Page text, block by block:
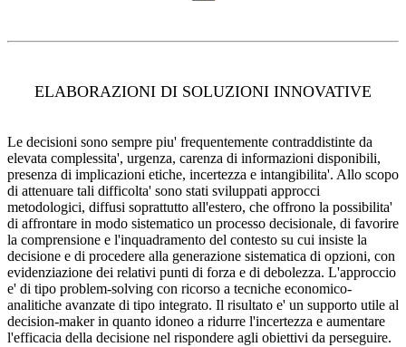
ELABORAZIONI DI SOLUZIONI INNOVATIVE
Le decisioni sono sempre piu' frequentemente contraddistinte da
elevata complessita', urgenza, carenza di informazioni disponibili,
presenza di implicazioni etiche, incertezza e intangibilita'. Allo scopo
di attenuare tali difficolta' sono stati sviluppati approcci
metodologici, diffusi soprattutto all'estero, che offrono la possibilita'
di affrontare in modo sistematico un processo decisionale, di favorire
la comprensione e l'inquadramento del contesto su cui insiste la
decisione e di procedere alla generazione sistematica di opzioni, con
evidenziazione dei relativi punti di forza e di debolezza. L'approccio
e' di tipo problem-solving con ricorso a tecniche economico-
analitiche avanzate di tipo integrato. Il risultato e' un supporto utile al
decision-maker in quanto idoneo a ridurre l'incertezza e aumentare
l'efficacia della decisione nel rispondere agli obiettivi da perseguire.